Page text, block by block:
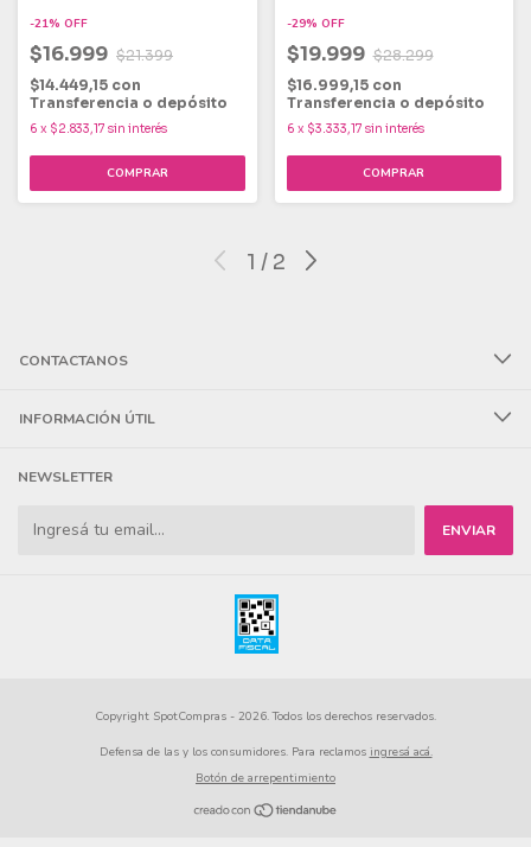
-21% OFF
$16.999 $21.399
$14.449,15 con
Transferencia o depósito
6 x $2.833,17 sin interés
-29% OFF
$19.999 $28.299
$16.999,15 con
Transferencia o depósito
6 x $3.333,17 sin interés
1 / 2
CONTACTANOS
INFORMACIÓN ÚTIL
NEWSLETTER
Copyright SpotCompras - 2026. Todos los derechos reservados.
Defensa de las y los consumidores. Para reclamos ingresá acá.
Botón de arrepentimiento